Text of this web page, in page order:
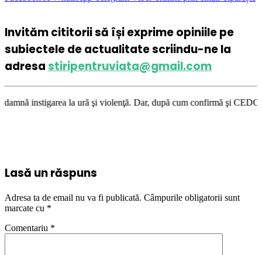
Invităm cititorii să își exprime opiniile pe
subiectele de actualitate scriindu-ne la
adresastiripentruviata@gmail.com
la ură şi violenţă. Dar, după cum confirmă şi CEDO în cazul
Lasă un răspuns
Adresa ta de email nu va fi publicată. Câmpurile obligatorii sunt
marcate cu *
Comentariu *